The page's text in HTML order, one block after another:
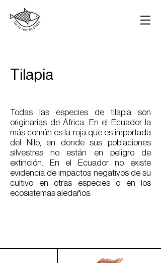
Tilapia
Todas las especies de tilapia son
originarias de África. En el Ecuador la
más común es la roja que es importada
del Nilo, en donde sus poblaciones
silvestres
no están en peligro de
extinción . En el Ecuador no existe
evidencia de impactos negativos de su
cultivo en otras especies o en los
ecosistemas aledaños.